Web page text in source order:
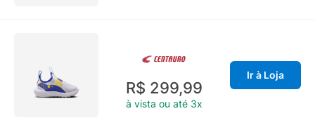
R$ 299,99
à vista ou até 3x
Ir à Loja